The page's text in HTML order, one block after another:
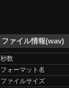
ファイル情報(wav)
秒数
フォーマット名
ファイルサイズ